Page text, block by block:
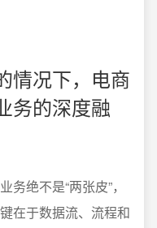
情况下，电商
务的深度融
绝不是“两张皮”，
在于数据流、流程和